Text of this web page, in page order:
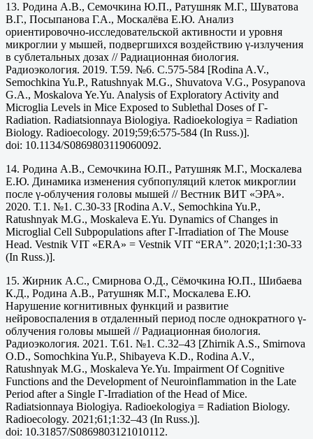
13. Родина А.В., Семочкина Ю.П., Ратушняк М.Г., Шуватова
В.Г., Посыпанова Г.А., Москалёва Е.Ю. Анализ
ориентировочно-исследовательской активности и уровня
микроглии у мышей, подвергшихся воздействию γ-излучения
в сублетальных дозах // Радиационная биология.
Радиоэкология. 2019. Т.59. №6. С.575-584 [Rodina A.V.,
Semochkina Yu.P., Ratushnyak M.G., Shuvatova V.G., Posypanova
G.A., Moskalova Ye.Yu. Analysis of Exploratory Activity and
Microglia Levels in Mice Exposed to Sublethal Doses of Γ-
Radiation. Radiatsionnaya Biologiya. Radioekologiya = Radiation
Biology. Radioecology. 2019;59;6:575-584 (In Russ.)].
doi: 10.1134/S0869803119060092.
14. Родина А.В., Семочкина Ю.П., Ратушняк М.Г., Москалева
Е.Ю. Динамика изменения субпопуляций клеток микроглии
после γ-облучения головы мышей // Вестник ВИТ «ЭРА».
2020. Т.1. №1. С.30-33 [Rodina A.V., Semochkina Yu.P.,
Ratushnyak M.G., Moskaleva E.Yu. Dynamics of Changes in
Microglial Cell Subpopulations after Γ-Irradiation of The Mouse
Head. Vestnik VIT «ERA» = Vestnik VIT “ERA”. 2020;1;1:30-33
(In Russ.)].
15. Жирник А.С., Смирнова О.Д., Сёмочкина Ю.П., Шибаева
К.Д., Родина А.В., Ратушняк М.Г., Москалева Е.Ю.
Нарушение когнитивных функций и развитие
нейровоспаления в отдаленный период после однократного γ-
облучения головы мышей // Радиационная биология.
Радиоэкология. 2021. Т.61. №1. С.32–43 [Zhirnik A.S., Smirnova
O.D., Somochkina Yu.P., Shibayeva K.D., Rodina A.V.,
Ratushnyak M.G., Moskaleva Ye.Yu. Impairment Of Cognitive
Functions and the Development of Neuroinflammation in the Late
Period after a Single Γ-Irradiation of the Head of Mice.
Radiatsionnaya Biologiya. Radioekologiya = Radiation Biology.
Radioecology. 2021;61;1:32–43 (In Russ.)].
doi: 10.31857/S0869803121010112.